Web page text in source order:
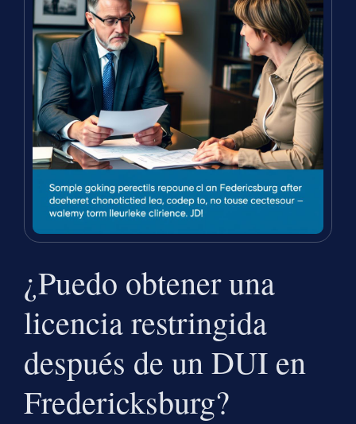
¿Puedo obtener una
licencia restringida
después de un DUI en
Fredericksburg?